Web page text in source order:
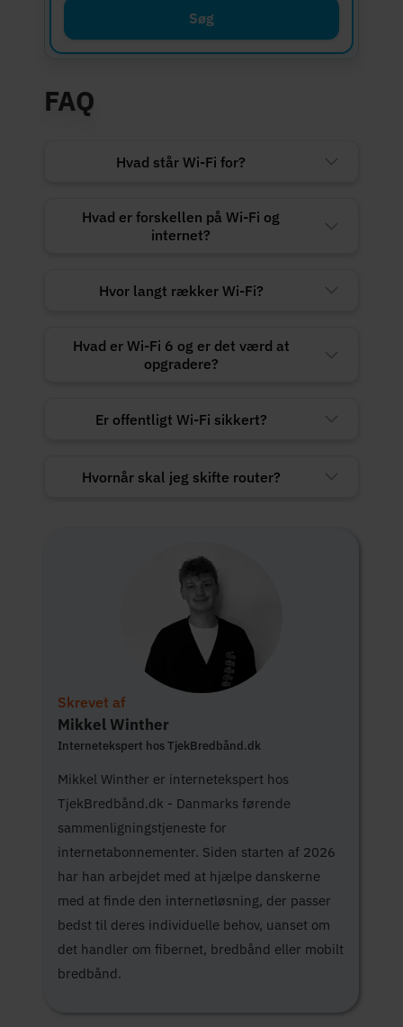
Søg
FAQ
Hvad står Wi-Fi for?
Hvad er forskellen på Wi-Fi og
internet?
Hvor langt rækker Wi-Fi?
Hvad er Wi-Fi 6 og er det værd at
opgradere?
Er offentligt Wi-Fi sikkert?
Hvornår skal jeg skifte router?
Skrevet af
Mikkel Winther
Internetekspert hos TjekBredbånd.dk
Mikkel Winther er internetekspert hos
TjekBredbånd.dk - Danmarks førende
sammenligningstjeneste for
internetabonnementer. Siden starten af 2026
har han arbejdet med at hjælpe danskerne
med at finde den internetløsning, der passer
bedst til deres individuelle behov, uanset om
det handler om fibernet, bredbånd eller mobilt
bredbånd.